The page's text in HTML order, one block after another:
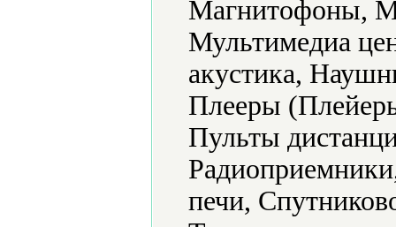
Магнитофоны,
Мультимедиа
акустика,
Плееры
Пульты
печи,